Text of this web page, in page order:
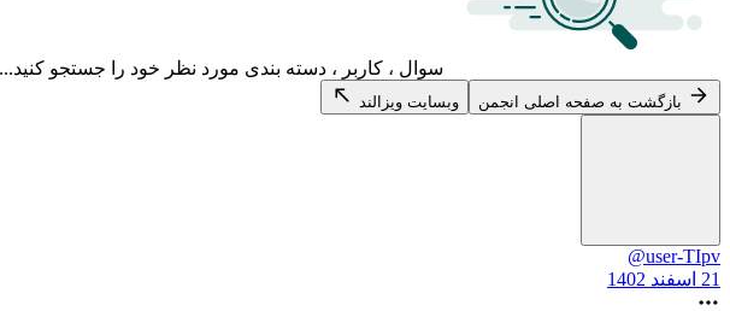
سوال ، کاربر ، دسته بندی مورد نظر خود را جستجو کنید...
بازگشت به صفحه اصلی انجمن وبسایت ویزالند
@user-TIpv
21 اسفند 1402